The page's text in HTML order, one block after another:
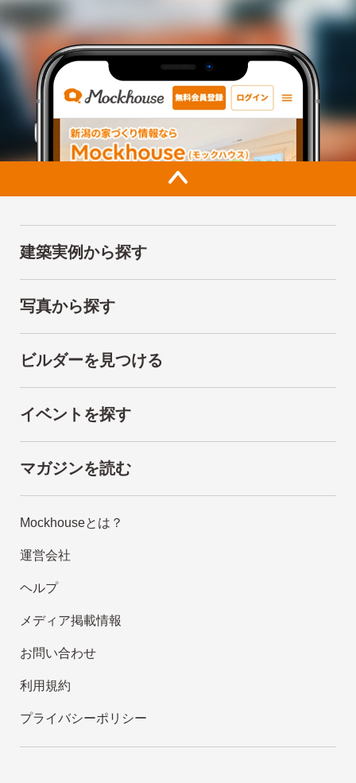
建築実例から探す
写真から探す
ビルダーを見つける
イベントを探す
マガジンを読む
Mockhouseとは？
運営会社
ヘルプ
メディア掲載情報
お問い合わせ
利用規約
プライバシーポリシー